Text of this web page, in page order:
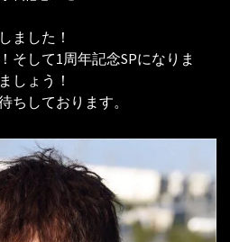
ました！
そして1周年記念SPになりま
しょう！
ちしております。